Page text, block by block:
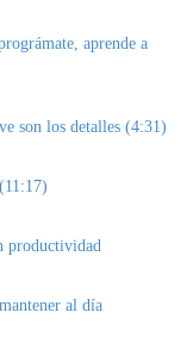
aprende a
son los detalles (4:31)
productividad
al día